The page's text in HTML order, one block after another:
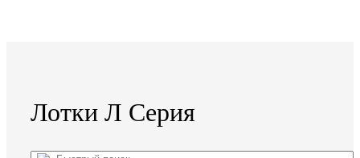
Лотки Л Серия